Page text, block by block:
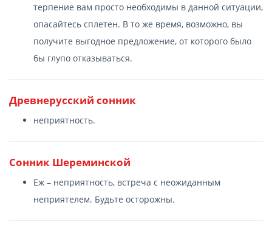
терпение вам просто необходимы в данной ситуации,
опасайтесь сплетен. В то же время, возможно, вы
получите выгодное предложение, от которого было
бы глупо отказываться.
Древнерусский сонник
неприятность.
Сонник Шереминской
Еж – неприятность, встреча с неожиданным
неприятелем. Будьте осторожны.